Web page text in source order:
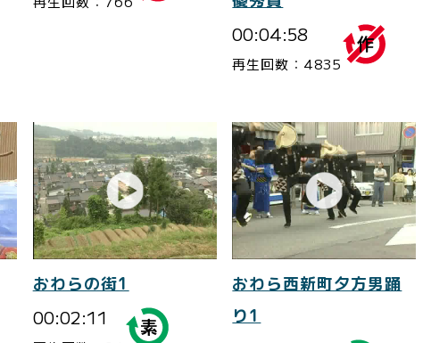
00:04:58
再生回数：4835
おわらの街1
00:02:11
おわら西新町夕方男踊
り1